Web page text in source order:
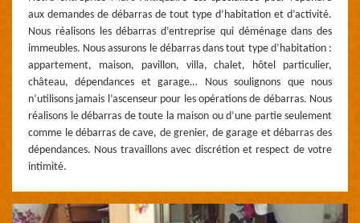
aux demandes de débarras de tout type d’habitation et d’activité.
Nous réalisons les débarras d’entreprise qui déménage dans des
immeubles. Nous assurons le débarras dans tout type d’habitation :
appartement, maison, pavillon, villa, chalet, hôtel particulier,
château, dépendances et garage… Nous soulignons que nous
n’utilisons jamais l’ascenseur pour les opérations de débarras. Nous
réalisons le débarras de toute la maison ou d’une partie seulement
comme le débarras de cave, de grenier, de garage et débarras des
dépendances. Nous travaillons avec discrétion et respect de votre
intimité.